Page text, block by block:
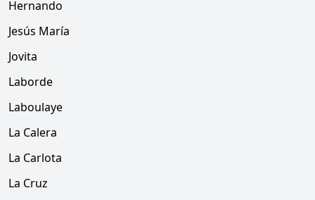
Hernando
Jesús María
Jovita
Laborde
Laboulaye
La Calera
La Carlota
La Cruz